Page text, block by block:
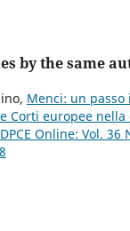
by the same
Menci: un
Corti europee
DPCE Online: Vol. 36